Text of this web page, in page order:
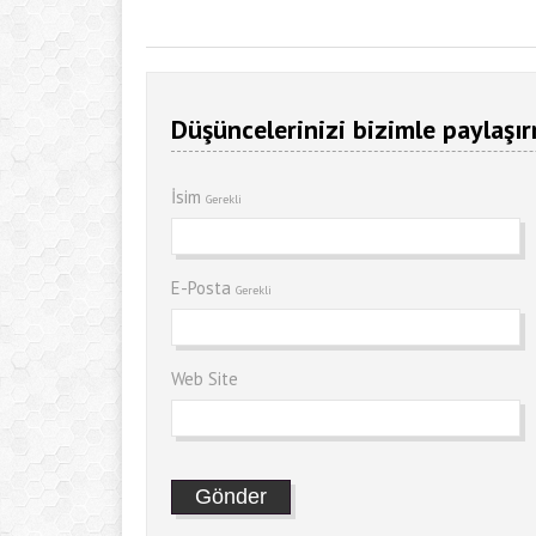
Düşüncelerinizi bizimle
İsim Gerekli
E-Posta Gerekli
Web Site